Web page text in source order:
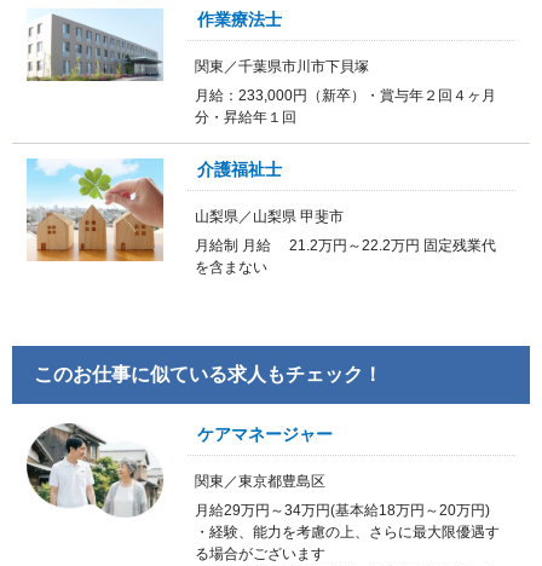
作業療法士
関東／千葉県市川市下貝塚
月給：233,000円（新卒）・賞与年２回４ヶ月
分・昇給年１回
介護福祉士
山梨県／山梨県 甲斐市
月給制 月給 21.2万円～22.2万円 固定残業代
を含まない
このお仕事に似ている求人もチェック！
ケアマネージャー
関東／東京都豊島区
月給29万円～34万円(基本給18万円～20万円)
・経験、能力を考慮の上、さらに最大限優遇す
る場合がございます